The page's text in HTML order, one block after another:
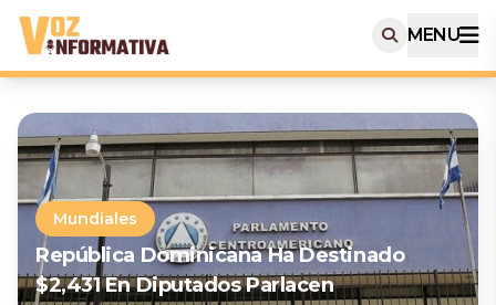
MENU
Mundiales
República Dominicana Ha Destinado
$2,431 En Diputados Parlacen